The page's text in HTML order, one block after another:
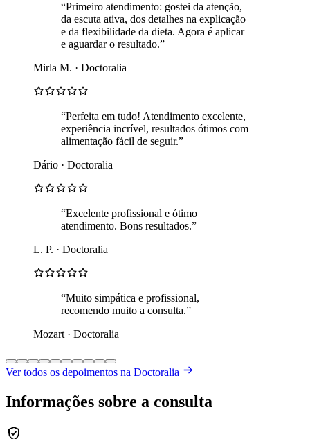
“Primeiro atendimento: gostei da atenção,
da escuta ativa, dos detalhes na explicação
e da flexibilidade da dieta. Agora é aplicar
e aguardar o resultado.”
Mirla M. · Doctoralia
“Perfeita em tudo! Atendimento excelente,
experiência incrível, resultados ótimos com
alimentação fácil de seguir.”
Dário · Doctoralia
“Excelente profissional e ótimo
atendimento. Bons resultados.”
L. P. · Doctoralia
“Muito simpática e profissional,
recomendo muito a consulta.”
Mozart · Doctoralia
Ver todos os depoimentos na Doctoralia
Informações sobre a consulta